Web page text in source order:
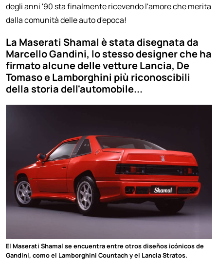
degli anni '90 sta finalmente ricevendo l'amore che merita
dalla comunità delle auto d'epoca!
La Maserati Shamal è stata disegnata da
Marcello Gandini, lo stesso designer che ha
firmato alcune delle vetture Lancia, De
Tomaso e Lamborghini più riconoscibili
della storia dell'automobile...
El Maserati Shamal se encuentra entre otros diseños icónicos de
Gandini, como el Lamborghini Countach y el Lancia Stratos.